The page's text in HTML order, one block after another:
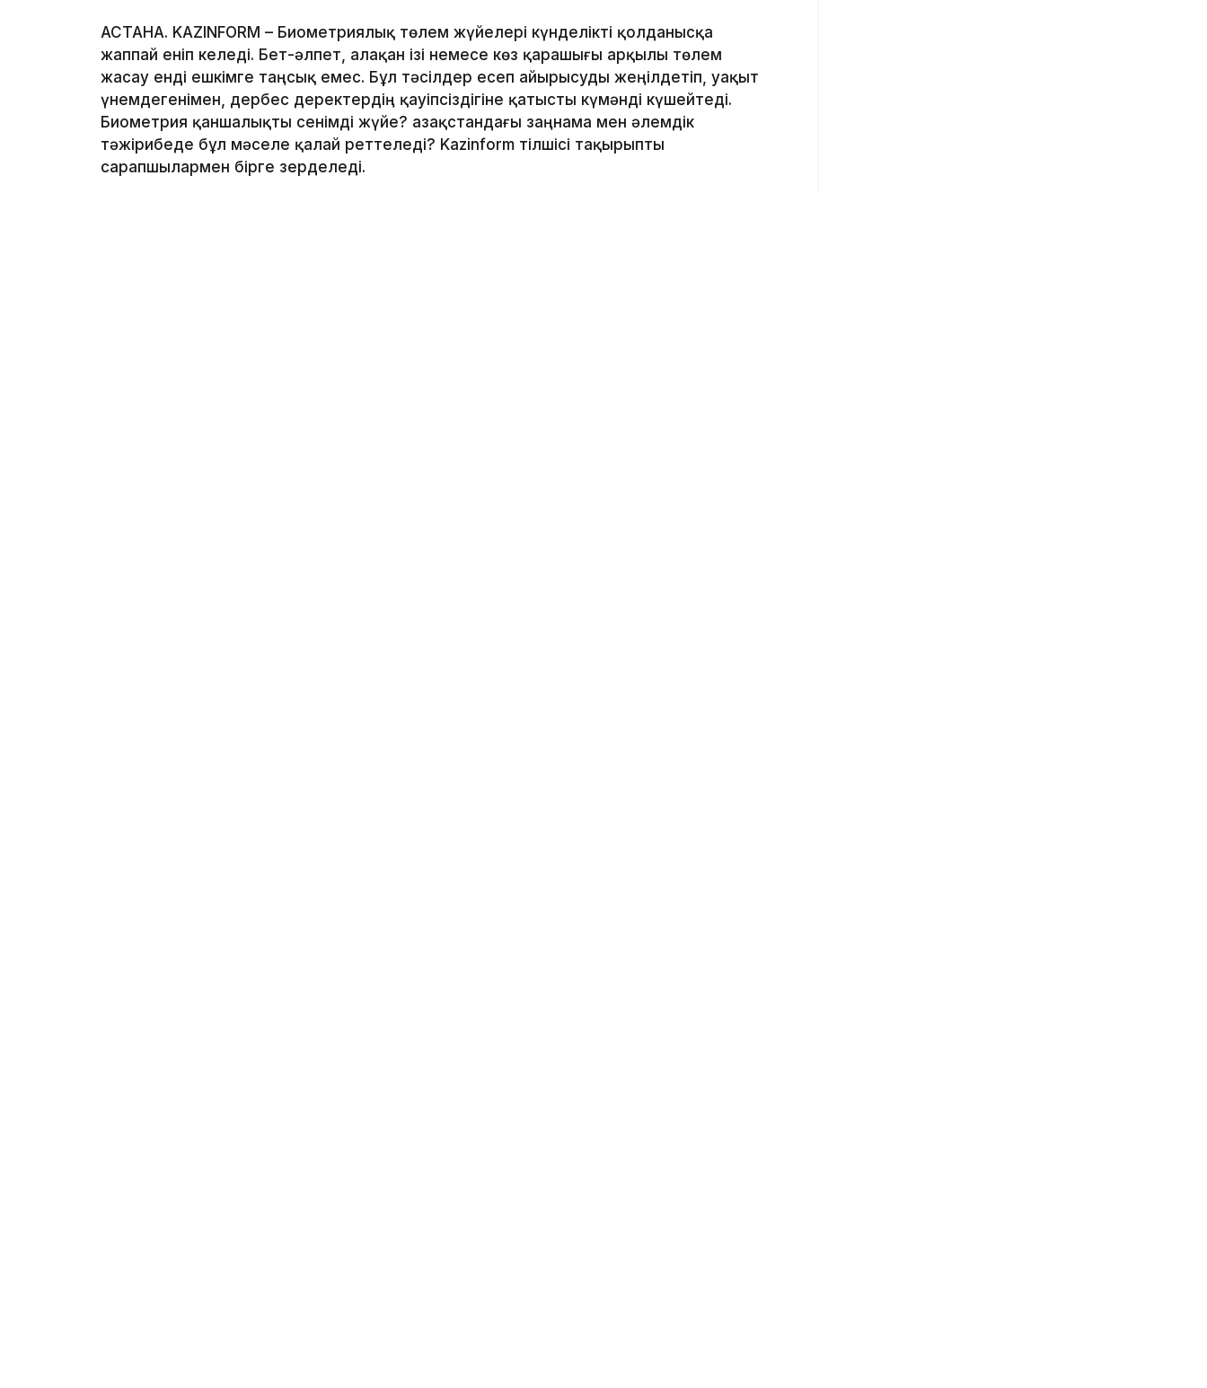
АСТАНА. KAZINFORM – Биометриялық төлем жүйелері күнделікті қолданысқа
жаппай еніп келеді. Бет-әлпет, алақан ізі немесе көз қарашығы арқылы төлем
жасау енді ешкімге таңсық емес. Бұл тәсілдер есеп айырысуды жеңілдетіп, уақыт
үнемдегенімен, дербес деректердің қауіпсіздігіне қатысты күмәнді күшейтеді.
Биометрия қаншалықты сенімді жүйе? Қазақстандағы заңнама мен әлемдік
тәжірибеде бұл мәселе қалай реттеледі? Kazinform тілшісі тақырыпты
сарапшылармен бірге зерделеді.